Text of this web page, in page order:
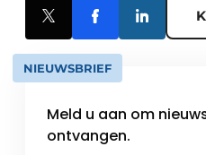
NIEUWSBRIEF
Meld u aan om
ontvangen.